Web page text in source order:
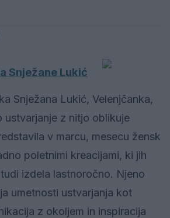
Snježane Lukić
Snježana Lukić, Velenjčanka,
ustvarjanje z nitjo oblikuje
v marcu, mesecu žensk
poletnimi kreacijami, ki jih
izdela lastnoročno. Njeno
umetnosti ustvarjanja kot
z okoljem in inspiracija